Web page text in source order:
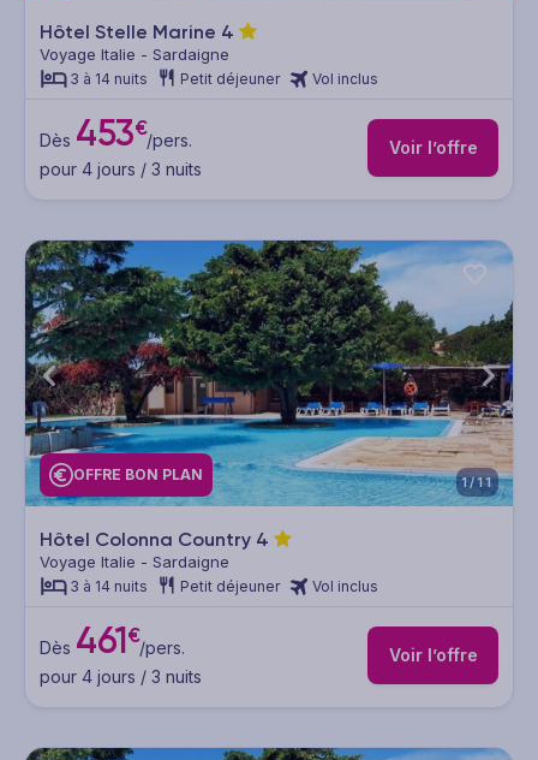
Hôtel Stelle Marine 4
Voyage Italie - Sardaigne
3 à 14 nuits Petit déjeuner Vol inclus
Dès 453€/pers.
pour 4 jours / 3 nuits
Voir l’offre
OFFRE BON PLAN 1/11
Hôtel Colonna Country 4
Voyage Italie - Sardaigne
3 à 14 nuits Petit déjeuner Vol inclus
Dès 461€/pers.
pour 4 jours / 3 nuits
Voir l’offre